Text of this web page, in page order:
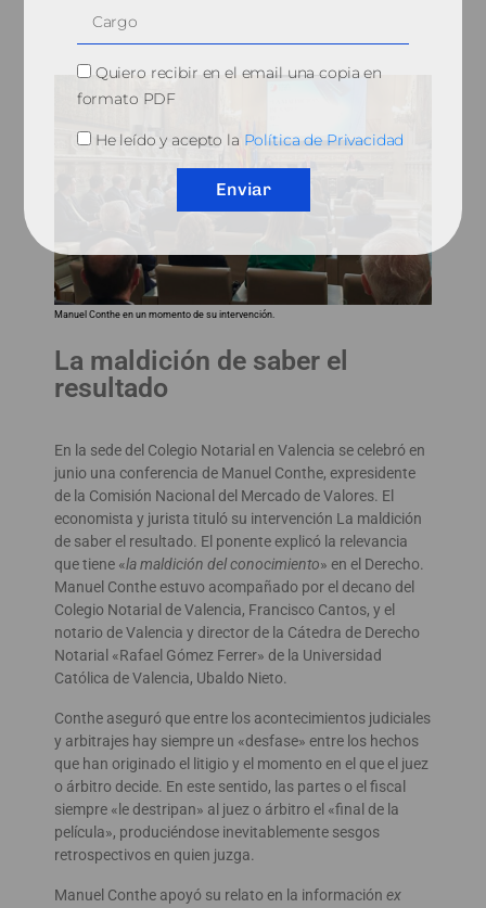
Manuel Conthe en un momento de su intervención.
La maldición de saber el
resultado
En la sede del Colegio Notarial en Valencia se celebró en
junio una conferencia de Manuel Conthe, expresidente
de la Comisión Nacional del Mercado de Valores. El
economista y jurista tituló su intervención La maldición
de saber el resultado. El ponente explicó la relevancia
que tiene «la maldición del conocimiento» en el Derecho.
Manuel Conthe estuvo acompañado por el decano del
Colegio Notarial de Valencia, Francisco Cantos, y el
notario de Valencia y director de la Cátedra de Derecho
Notarial «Rafael Gómez Ferrer» de la Universidad
Católica de Valencia, Ubaldo Nieto.
Conthe aseguró que entre los acontecimientos judiciales
y arbitrajes hay siempre un «desfase» entre los hechos
que han originado el litigio y el momento en el que el juez
o árbitro decide. En este sentido, las partes o el fiscal
siempre «le destripan» al juez o árbitro el «final de la
película», produciéndose inevitablemente sesgos
retrospectivos en quien juzga.
Manuel Conthe apoyó su relato en la información ex
Quiero recibir en el email una copia en
formato PDF
He leído y acepto la Política de Privacidad
Enviar